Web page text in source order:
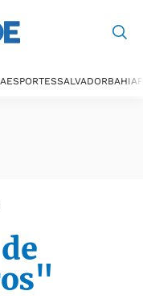
ESPORTESSALVADORBAHIA